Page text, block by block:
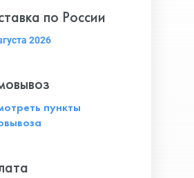
по России
2026
пункты